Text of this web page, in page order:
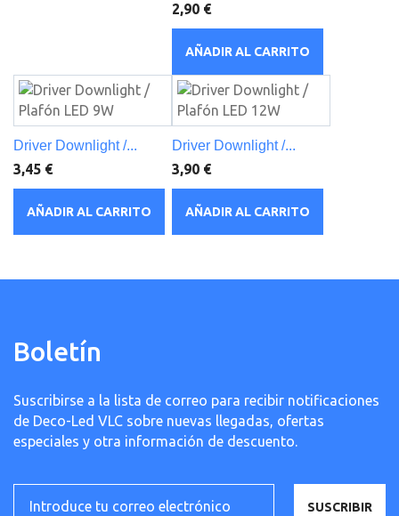
2,90 €
AÑADIR AL CARRITO
Driver Downlight /...
3,45 €
AÑADIR AL CARRITO
Driver Downlight /...
3,90 €
AÑADIR AL CARRITO
Boletín
Suscribirse a la lista de correo para recibir notificaciones
de Deco-Led VLC sobre nuevas llegadas, ofertas
especiales y otra información de descuento.
SUSCRIBIR